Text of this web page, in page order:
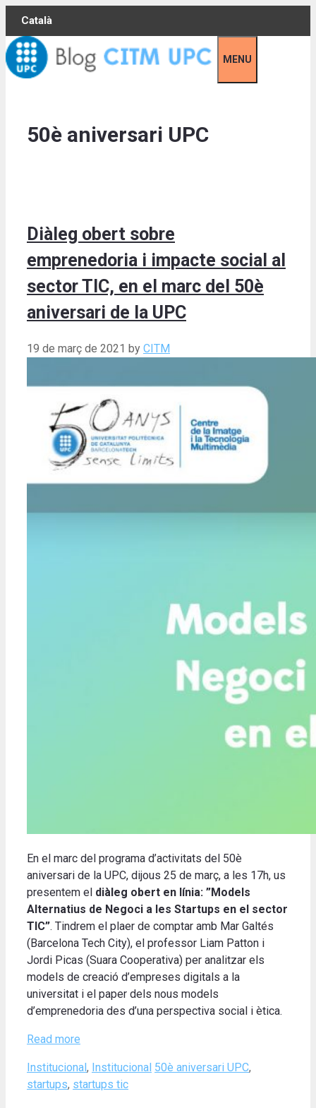
Skip
content
Català
MENU
50è aniversari UPC
Diàleg obert sobre
emprenedoria i impacte social al
sector TIC, en el marc del 50è
aniversari de la UPC
19 de març de 2021 by CITM
En el marc del programa d’activitats del 50è
aniversari de la UPC, dijous 25 de març, a les 17h, us
presentem el diàleg obert en línia: ”Models
Alternatius de Negoci a les Startups en el sector
TIC”. Tindrem el plaer de comptar amb Mar Galtés
(Barcelona Tech City), el professor Liam Patton i
Jordi Picas (Suara Cooperativa) per analitzar els
models de creació d’empreses digitals a la
universitat i el paper dels nous models
d’emprenedoria des d’una perspectiva social i ètica.
Read more
Categories
Institucional , Institucional Tags
50è aniversari UPC,
startups, startups tic